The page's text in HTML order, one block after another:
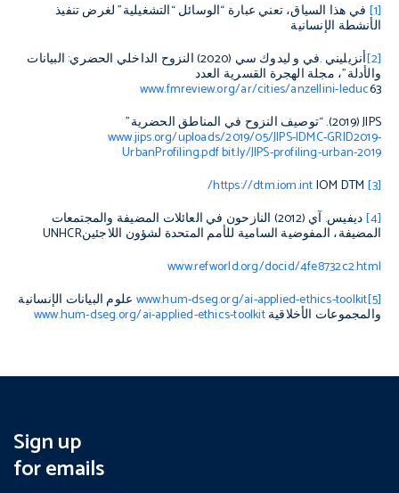
[1] في هذا السياق، تعني عبارة “الوسائل “التشغيلية” لغرض تنفيذ
الأنشطة الإنسانية
[2]
أنزيليني .في و ليدوك سي (2020) النزوح الداخلي الحضري: البيانات
والأدلة”، مجلة الهجرة القسرية العدد
63
www.fmreview.org/ar/cities/anzellini-leduc
JIPS
(2019). “ توصيف النزوح في المناطق الحضرية”
www.jips.org/uploads/2019/05/JIPS-IDMC-GRID2019-
UrbanProfiling.pdf bit.ly/JIPS-profiling-urban-2019
[3]
IOM DTM
https://dtm.iom.int/
[4]
ديفيس. آي (2012) النازحون في العائلات المضيفة والمجتمعات
المضيفة، المفوضية السامية للأمم المتحدة لشؤون اللاجئينUNHCR
www.refworld.org/docid/4fe8732c2.html
[5]
www.hum-dseg.org/ai-applied-ethics-toolkit علوم البيانات الإنسانية
والمجموعات الأخلاقيةwww.hum-dseg.org/ai-applied-ethics-toolkit
Sign up
for emails